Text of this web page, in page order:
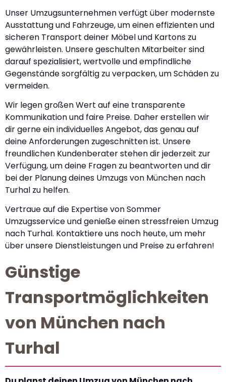
Unser Umzugsunternehmen verfügt über modernste
Ausstattung und Fahrzeuge, um einen effizienten und
sicheren Transport deiner Möbel und Kartons zu
gewährleisten. Unsere geschulten Mitarbeiter sind
darauf spezialisiert, wertvolle und empfindliche
Gegenstände sorgfältig zu verpacken, um Schäden zu
vermeiden.
Wir legen großen Wert auf eine transparente
Kommunikation und faire Preise. Daher erstellen wir
dir gerne ein individuelles Angebot, das genau auf
deine Anforderungen zugeschnitten ist. Unsere
freundlichen Kundenberater stehen dir jederzeit zur
Verfügung, um deine Fragen zu beantworten und dir
bei der Planung deines Umzugs von München nach
Turhal zu helfen.
Vertraue auf die Expertise von Sommer
Umzugsservice und genieße einen stressfreien Umzug
nach Turhal. Kontaktiere uns noch heute, um mehr
über unsere Dienstleistungen und Preise zu erfahren!
Günstige
Transportmöglichkeiten
von München nach
Turhal